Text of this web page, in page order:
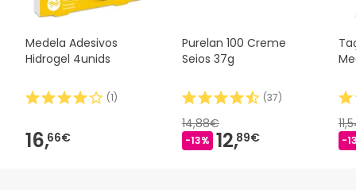
Medela Adesivos
Hidrogel 4unids
(1)
16,66€
Purelan 100 Creme
Seios 37g
(37)
14,88€
-13% 12,89€ -